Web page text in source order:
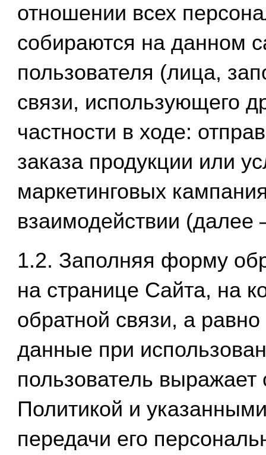
отношении всех
собираются на данном
пользователя (лица,
связи, использующего
частности в ходе:
заказа продукции или
маркетинговых
взаимодействии (далее
1.2. Заполняя форму
на странице Сайта, на
обратной связи, а
данные при
пользователь
Политикой и
передачи его